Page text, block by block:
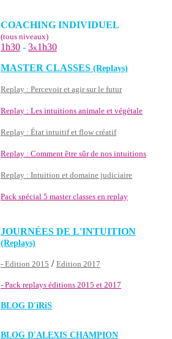
COACHING INDIVIDUEL
(tous niveaux)
1h30 - 3x1h30
MASTER CLASSES (Replays)
Replay : Percevoir et agir sur le futur
Replay : Les intuitions animale et végétale
Replay : État intuitif et flow créatif
Replay : Comment être sûr de nos intuitions
Replay : Intuition et domaine judiciaire
Pack spécial 5 master classes en replay
JOURNÉES DE L'INTUITION
(Replays)
- Edition 2015 / Edition 2017
- Pack replays éditions 2015 et 2017
BLOG D'iRiS
BLOG D'ALEXIS CHAMPION